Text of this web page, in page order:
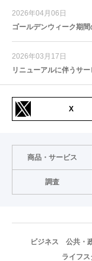
2026年04月06日
ゴールデンウィーク期
2026年03月17日
リニューアルに伴うサ
X
商品・サービス
調査
ビジネス 公共・
ライフ